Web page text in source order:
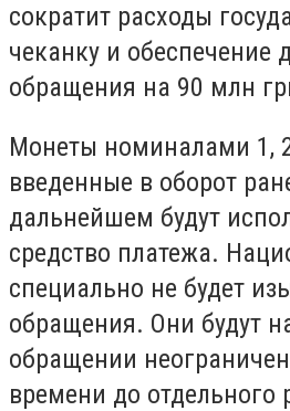
сократит расходы
чеканку и обеспечение
обращения на 90 млн
Монеты номиналами 1,
введенные в оборот
дальнейшем будут
средство платежа.
специально не будет
обращения. Они будут
обращении
времени до отдельного